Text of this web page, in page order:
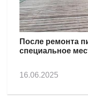
После ремонта
специальное
16.06.2025